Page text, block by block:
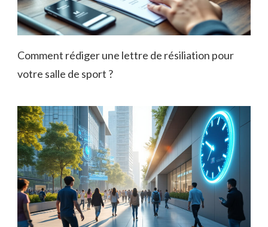
Comment rédiger une lettre de résiliation pour
votre salle de sport ?